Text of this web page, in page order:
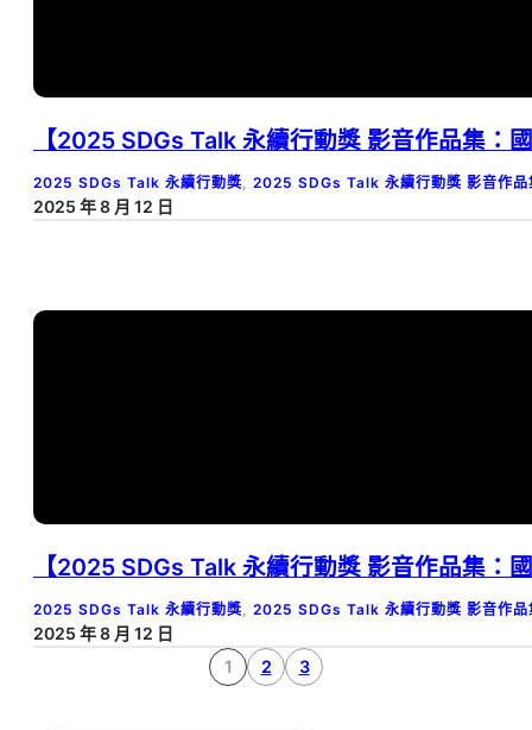
【2025 SDGs Talk 永續行動獎 影音作品集：
2025 SDGs Talk 永續行動獎, 2025 SDGs Talk 永續行動獎 影音作品
2025 年 8 月 12 日
【2025 SDGs Talk 永續行動獎 影音作品集：
2025 SDGs Talk 永續行動獎 2025 SDGs Talk 永續行動獎 影音作品
2025 年 8 月 12 日
1
2 3